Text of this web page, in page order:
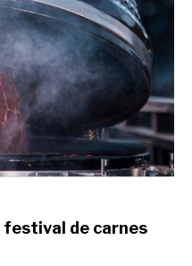
festival de carnes